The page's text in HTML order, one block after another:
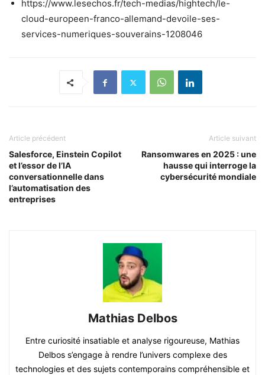
https://www.lesechos.fr/tech-medias/hightech/le-
cloud-europeen-franco-allemand-devoile-ses-
services-numeriques-souverains-1208046
Article précédent
Salesforce, Einstein Copilot
et l’essor de l’IA
conversationnelle dans
l’automatisation des
entreprises
Article suivant
Ransomwares en 2025 : une
hausse qui interroge la
cybersécurité mondiale
Mathias Delbos
Entre curiosité insatiable et analyse rigoureuse, Mathias
Delbos s’engage à rendre l’univers complexe des
technologies et des sujets contemporains compréhensible et